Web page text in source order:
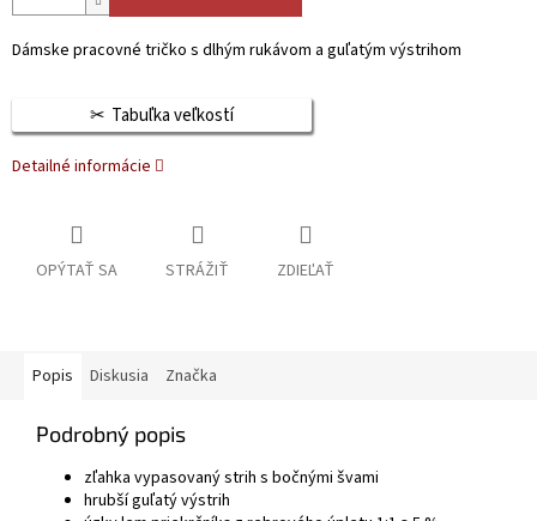
Dámske pracovné tričko s dlhým rukávom a guľatým výstrihom
Tabuľka veľkostí
Detailné informácie
OPÝTAŤ SA STRÁŽIŤ ZDIEĽAŤ
Popis Diskusia Značka
Podrobný popis
zľahka vypasovaný strih s bočnými švami
hrubší guľatý výstrih